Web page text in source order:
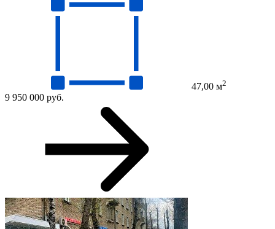
47,00 м2
9 950 000 руб.